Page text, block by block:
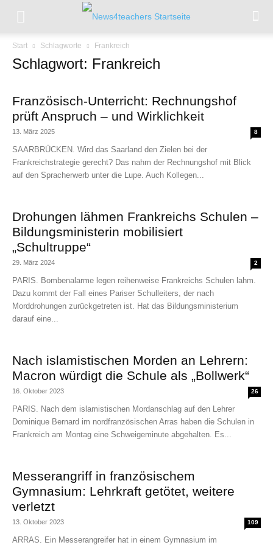
Start Schlagworte Frankreich
Schlagwort: Frankreich
Französisch-Unterricht: Rechnungshof
prüft Anspruch – und Wirklichkeit
13. März 2025 8
SAARBRÜCKEN. Wird das Saarland den Zielen bei der
Frankreichstrategie gerecht? Das nahm der Rechnungshof mit Blick
auf den Spracherwerb unter die Lupe. Auch Kollegen...
Drohungen lähmen Frankreichs Schulen –
Bildungsministerin mobilisiert
„Schultruppe“
29. März 2024 2
PARIS. Bombenalarme legen reihenweise Frankreichs Schulen lahm.
Dazu kommt der Fall eines Pariser Schulleiters, der nach
Morddrohungen zurückgetreten ist. Hat das Bildungsministerium
darauf eine...
Nach islamistischen Morden an Lehrern:
Macron würdigt die Schule als „Bollwerk“
16. Oktober 2023 26
PARIS. Nach dem islamistischen Mordanschlag auf den Lehrer
Dominique Bernard im nordfranzösischen Arras haben die Schulen in
Frankreich am Montag eine Schweigeminute abgehalten. Es...
Messerangriff in französischem
Gymnasium: Lehrkraft getötet, weitere
verletzt
13. Oktober 2023 109
ARRAS. Ein Messerangreifer hat in einem Gymnasium im